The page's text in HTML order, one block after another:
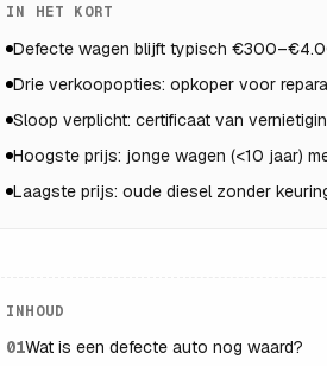
IN HET KORT
Defecte wagen blijft typisch
Drie verkoopopties: opkoper voor
Sloop verplicht: certificaat van
Hoogste prijs: jonge wagen (<10 jaar)
Laagste prijs: oude diesel zonder
INHOUD
01Wat is een defecte auto nog waard?